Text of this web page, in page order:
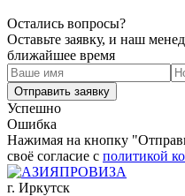
Остались вопросы?
Оставьте заявку, и наш
ближайшее время
Успешно
Ошибка
Нажимая на кнопку
своё согласие с политикой
г. Иркутск